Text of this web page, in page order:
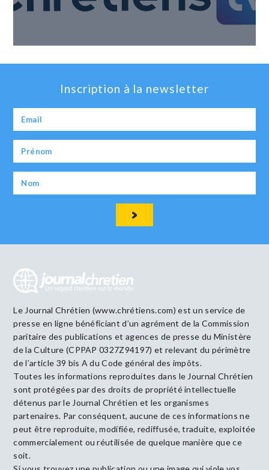
Inscription à la newsletter
Le Journal Chrétien (www.chrétiens.com) est un service de
presse en ligne bénéficiant d’un agrément de la Commission
paritaire des publications et agences de presse du Ministère
de la Culture (CPPAP 0327Z94197) et relevant du périmètre
de l’article 39 bis A du Code général des impôts.
Toutes les informations reproduites dans le Journal Chrétien
sont protégées par des droits de propriété intellectuelle
détenus par le Journal Chrétien et les organismes
partenaires. Par conséquent, aucune de ces informations ne
peut être reproduite, modifiée, rediffusée, traduite, exploitée
commercialement ou réutilisée de quelque manière que ce
soit.